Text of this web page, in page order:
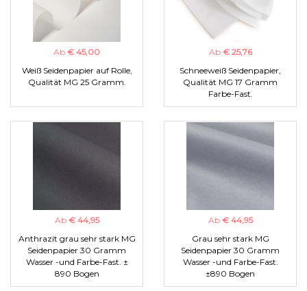
Ab € 45,00
Weiß Seidenpapier auf Rolle,
Qualität MG 25 Gramm.
Ab € 25,76
Schneeweiß Seidenpapier,
Qualität MG 17 Gramm
Farbe-Fast.
Ab € 44,95
Anthrazit grau sehr stark MG
Seidenpapier 30 Gramm
Wasser -und Farbe-Fast. ±
890 Bogen
Ab € 44,95
Grau sehr stark MG
Seidenpapier 30 Gramm
Wasser -und Farbe-Fast.
±890 Bogen